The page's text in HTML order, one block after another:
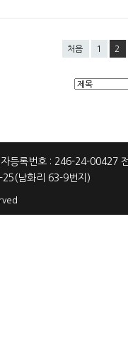
처음 1 2
등록번호 : 246-24-00427
25(남화리 63-9번지)